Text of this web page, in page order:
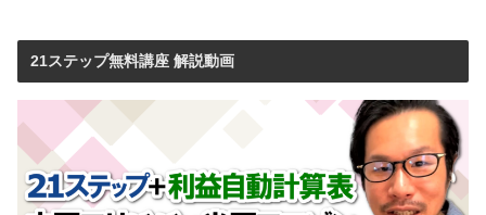
21ステップ無料講座 解説動画